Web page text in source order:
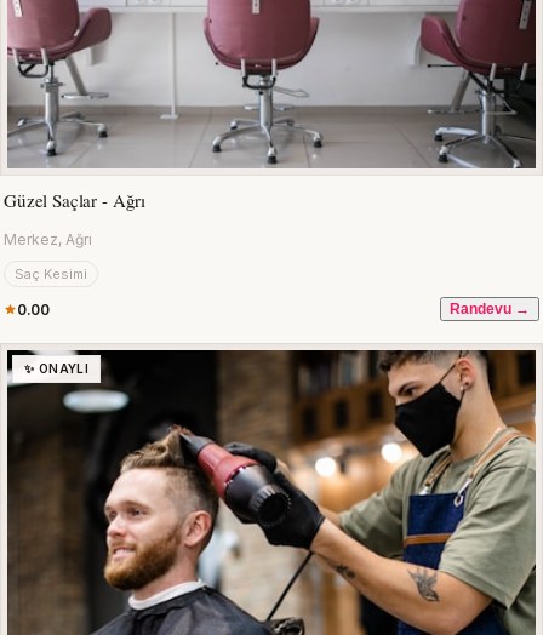
Güzel Saçlar - Ağrı
Merkez, Ağrı
Saç Kesimi
0.00 Randevu →
✨ ONAYLI